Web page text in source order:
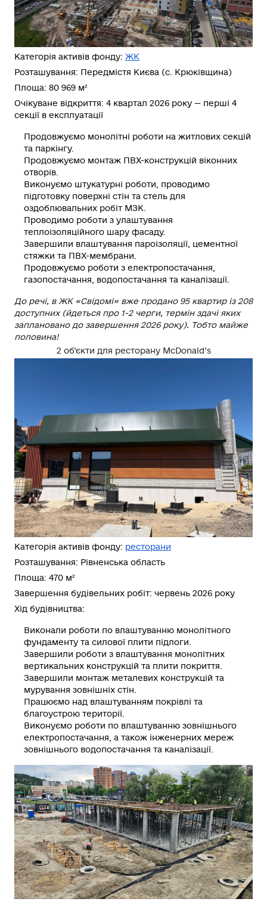
Категорія активів фонду: ЖК
Розташування: Передмістя Києва (с. Крюківщина)
Площа: 80 969 м²
Очікуване відкриття: 4 квартал 2026 року — перші 4
секції в експлуатації
Продовжуємо монолітні роботи на житлових секцій
та паркінгу.
Продовжуємо монтаж ПВХ-конструкцій віконних
отворів.
Виконуємо штукатурні роботи, проводимо
підготовку поверхні стін та стель для
оздоблювальних робіт МЗК.
Проводимо роботи з улаштування
теплоізоляційного шару фасаду.
Завершили влаштування пароізоляції, цементної
стяжки та ПВХ-мембрани.
Продовжуємо роботи з електропостачання,
газопостачання, водопостачання та каналізації.
До речі, в ЖК «Свідомі» вже продано 95 квартир із 208
доступних (йдеться про 1-2 черги, термін здачі яких
заплановано до завершення 2026 року). Тобто майже
половина!
2 об’єкти для ресторану McDonald’s
Категорія активів фонду: ресторани
Розташування: Рівненська область
Площа: 470 м²
Завершення будівельних робіт: червень 2026 року
Хід будівництва:
Виконали роботи по влаштуванню монолітного
фундаменту та силової плити підлоги.
Завершили роботи з влаштування монолітних
вертикальних конструкцій та плити покриття.
Завершили монтаж металевих конструкцій та
мурування зовнішніх стін.
Працюємо над влаштуванням покрівлі та
благоустрою території.
Виконуємо роботи по влаштуванню зовнішнього
електропостачання, а також інженерних мереж
зовнішнього водопостачання та каналізації.